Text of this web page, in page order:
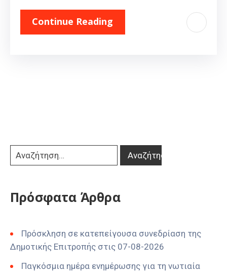
Continue Reading
Πρόσφατα Άρθρα
Πρόσκληση σε κατεπείγουσα συνεδρίαση της
Δημοτικής Επιτροπής στις 07-08-2026
Παγκόσμια ημέρα ενημέρωσης για τη νωτιαία